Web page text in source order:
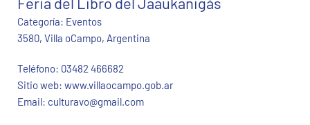
Categoría: Eventos
3580, Villa oCampo, Argentina
Teléfono: 03482 466682
Sitio web: www.villaocampo.gob.ar
Email: culturavo@gmail.com